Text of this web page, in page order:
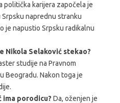
politička karijera započela je
naprednu stranku
je napustio Srpsku radikalnu
Nikola Selaković stekao?
studije na Pravnom
Beogradu. Nakon toga je
ima porodicu? Da, oženjen je